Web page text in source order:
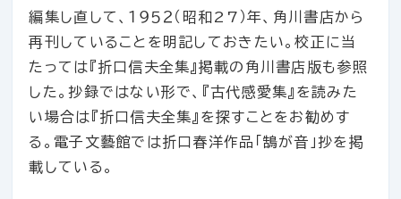
編集し直して、１９５２（昭和27）年、角川書店から
再刊していることを明記しておきたい。校正に当
たっては『折口信夫全集』掲載の角川書店版も参照
した。抄録ではない形で、『古代感愛集』を読みた
い場合は『折口信夫全集』を探すことをお勧めす
る。電子文藝館では折口春洋作品「鵠が音」抄を掲
載している。